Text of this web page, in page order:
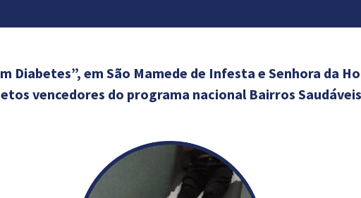
Diabetes”, em São Mamede de Infesta e Senhora da
vencedores do programa nacional Bairros